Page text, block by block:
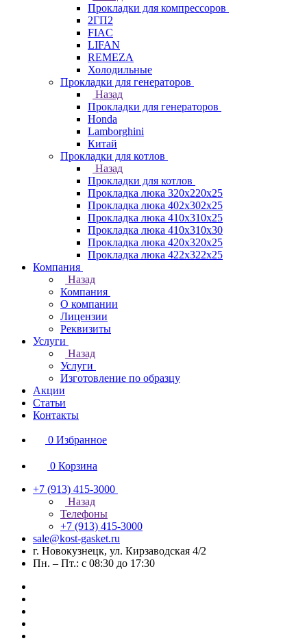
Прокладки для компрессоров
2ГП2
FIAC
LIFAN
REMEZA
Холодильные
Прокладки для генераторов
Назад
Прокладки для генераторов
Honda
Lamborghini
Китай
Прокладки для котлов
Назад
Прокладки для котлов
Прокладка люка 320x220x25
Прокладка люка 402x302x25
Прокладка люка 410x310x25
Прокладка люка 410х310х30
Прокладка люка 420x320x25
Прокладка люка 422x322x25
Компания
Назад
Компания
О компании
Лицензии
Реквизиты
Услуги
Назад
Услуги
Изготовление по образцу
Акции
Статьи
Контакты
0 Избранное
0 Корзина
+7 (913) 415-3000
Назад
Телефоны
+7 (913) 415-3000
sale@kost-gasket.ru
г. Новокузнецк, ул. Кирзаводская 4/2
Пн. – Пт.: с 08:30 до 17:30